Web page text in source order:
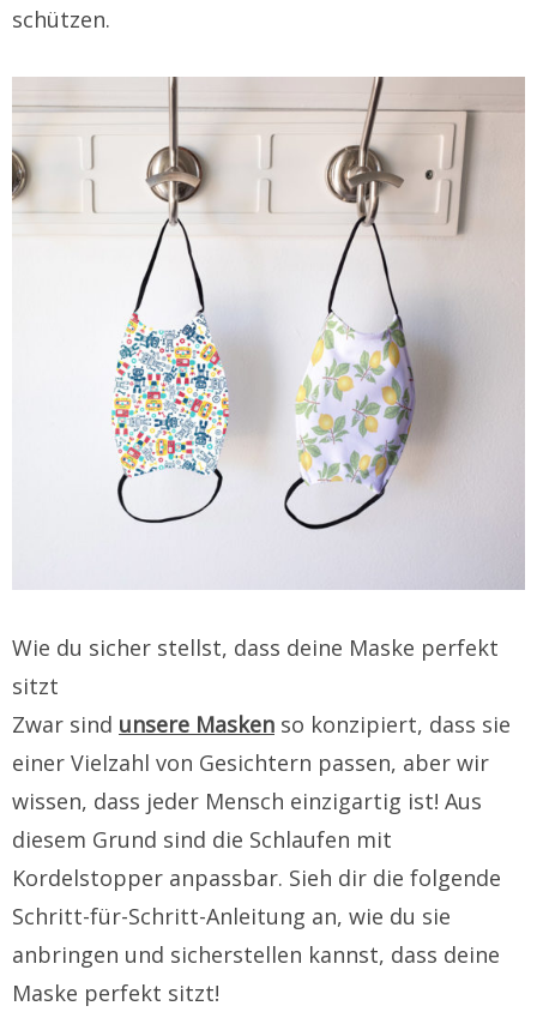
schützen.
Wie du sicher stellst, dass deine Maske perfekt
sitzt
Zwar sind unsere Masken so konzipiert, dass sie
einer Vielzahl von Gesichtern passen, aber wir
wissen, dass jeder Mensch einzigartig ist! Aus
diesem Grund sind die Schlaufen mit
Kordelstopper anpassbar. Sieh dir die folgende
Schritt-für-Schritt-Anleitung an, wie du sie
anbringen und sicherstellen kannst, dass deine
Maske perfekt sitzt!